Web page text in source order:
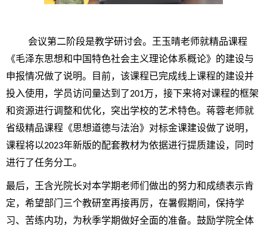
会议第二阶段是教学研讨会。王玉晴老师就精品课程
《毛泽东思想和中国特色社会主义理论体系概论》的建设与
申报情况做了说明。目前，该课程已完成线上课程的建设并
投入使用，学员访问量达到了201万，接下来将对课程的框架
和资源进行调整和优化，突出学校的艺术特色。蒋蓉老师就
省级精品课程《思想道德与法治》对标金课建设做了说明，
课程将以2023年新版的配套教材为依据进行提质建设，同时
进行了任务分工。
最后，王含光院长对本学期老师们做出的努力和成绩表示肯
定，希望部门三个教研室再接再厉，在暑假期间，保持学
习、苦练内功，为秋季学期做好全面的准备。鼓励学院全体